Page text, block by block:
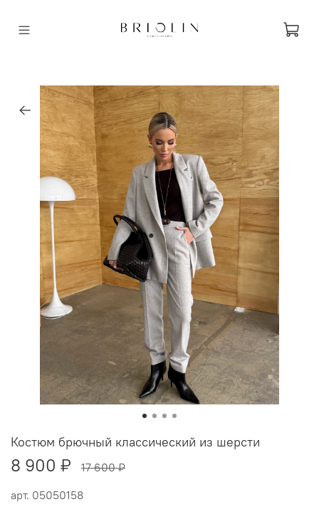
арт. 05050158
Костюм брючный классический из шерсти
8 900 ₽ 17 600 ₽